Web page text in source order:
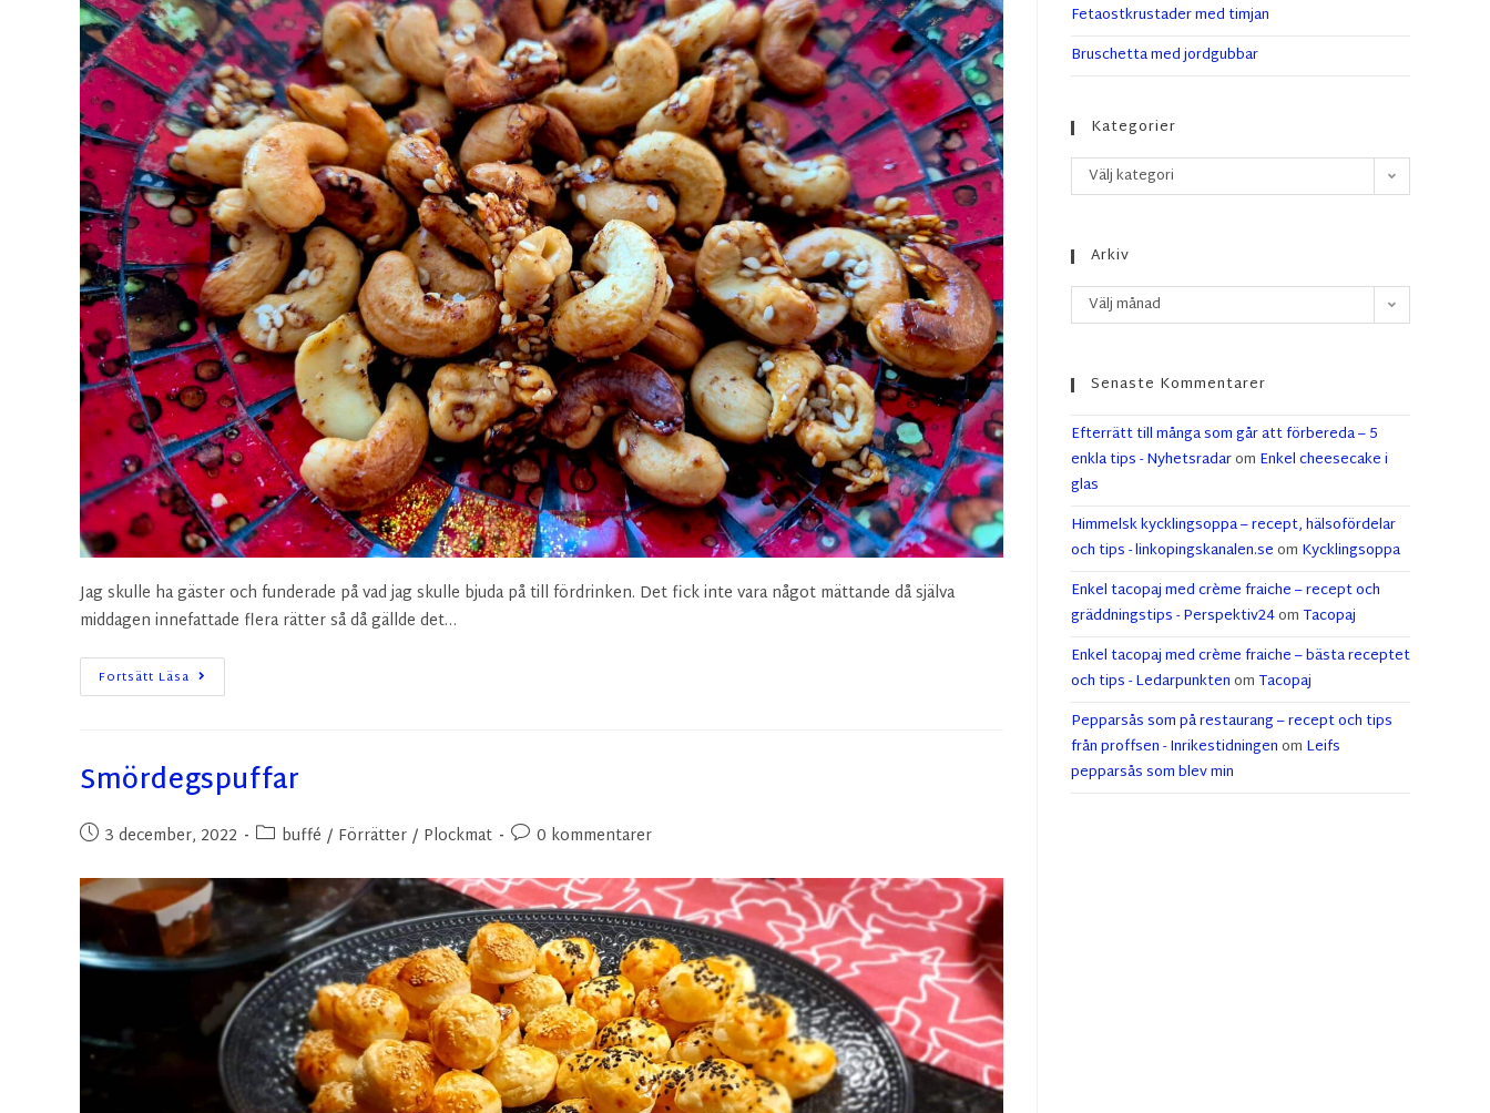
Jag skulle ha gäster och funderade på vad jag skulle bjuda på till fördrinken. Det fick inte vara något mättande då själva
middagen innefattade flera rätter så då gällde det…
Fortsätt Läsa
Smördegspuffar
3 december, 2022 buffé / Förrätter / Plockmat 0 kommentarer
Fetaostkrustader med timjan
Bruschetta med jordgubbar
Kategorier
Välj kategori
Arkiv
Välj månad
Senaste Kommentarer
Efterrätt till många som går att förbereda – 5
enkla tips - Nyhetsradarom Enkel cheesecake i
glas
Himmelsk kycklingsoppa – recept, hälsofördelar
och tips - linkopingskanalen.seom Kycklingsoppa
Enkel tacopaj med crème fraiche – recept och
gräddningstips - Perspektiv24omTacopaj
Enkel tacopaj med crème fraiche – bästa receptet
och tips - LedarpunktenomTacopaj
Pepparsås som på restaurang – recept och tips
från proffsen - Inrikestidningenom Leifs
pepparsås som blev min